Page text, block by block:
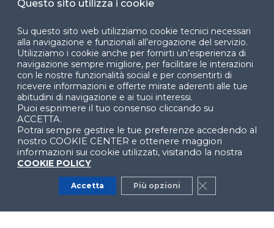
Facebook LinkedIn
YouTube X
© 2024 Copyright © Politecnico di Milano Dipartimento
di Ingegneria Gestionale
Questo sito utilizza i cookie
Su questo sito web utilizziamo cookie tecnici necessari
alla navigazione e funzionali all’erogazione del servizio.
Utilizziamo i cookie anche per fornirti un’esperienza di
navigazione sempre migliore, per facilitare le interazioni
con le nostre funzionalità social e per consentirti di
ricevere informazioni e offerte mirate aderenti alle tue
abitudini di navigazione e ai tuoi interessi.
Puoi esprimere il tuo consenso cliccando su
ACCETTA.
Potrai sempre gestire le tue preferenze accedendo al
nostro COOKIE CENTER e ottenere maggiori
informazioni sui cookie utilizzati, visitando la nostra
COOKIE POLICY
Accetta Più opzioni Close GDPR